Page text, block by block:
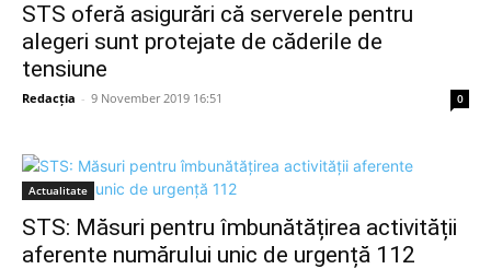
STS oferă asigurări că serverele pentru
alegeri sunt protejate de căderile de
tensiune
Redacția - 9 November 2019 16:51 0
Actualitate
STS: Măsuri pentru îmbunătățirea activității
aferente numărului unic de urgență 112